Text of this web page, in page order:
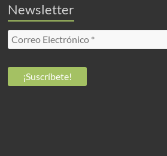
Newsletter